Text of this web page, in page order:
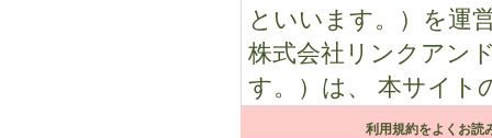
といいます。）を運
株式会社リンクアン
す。）は、 本サイト
（以下「本規約」と
利用規約をよくお読